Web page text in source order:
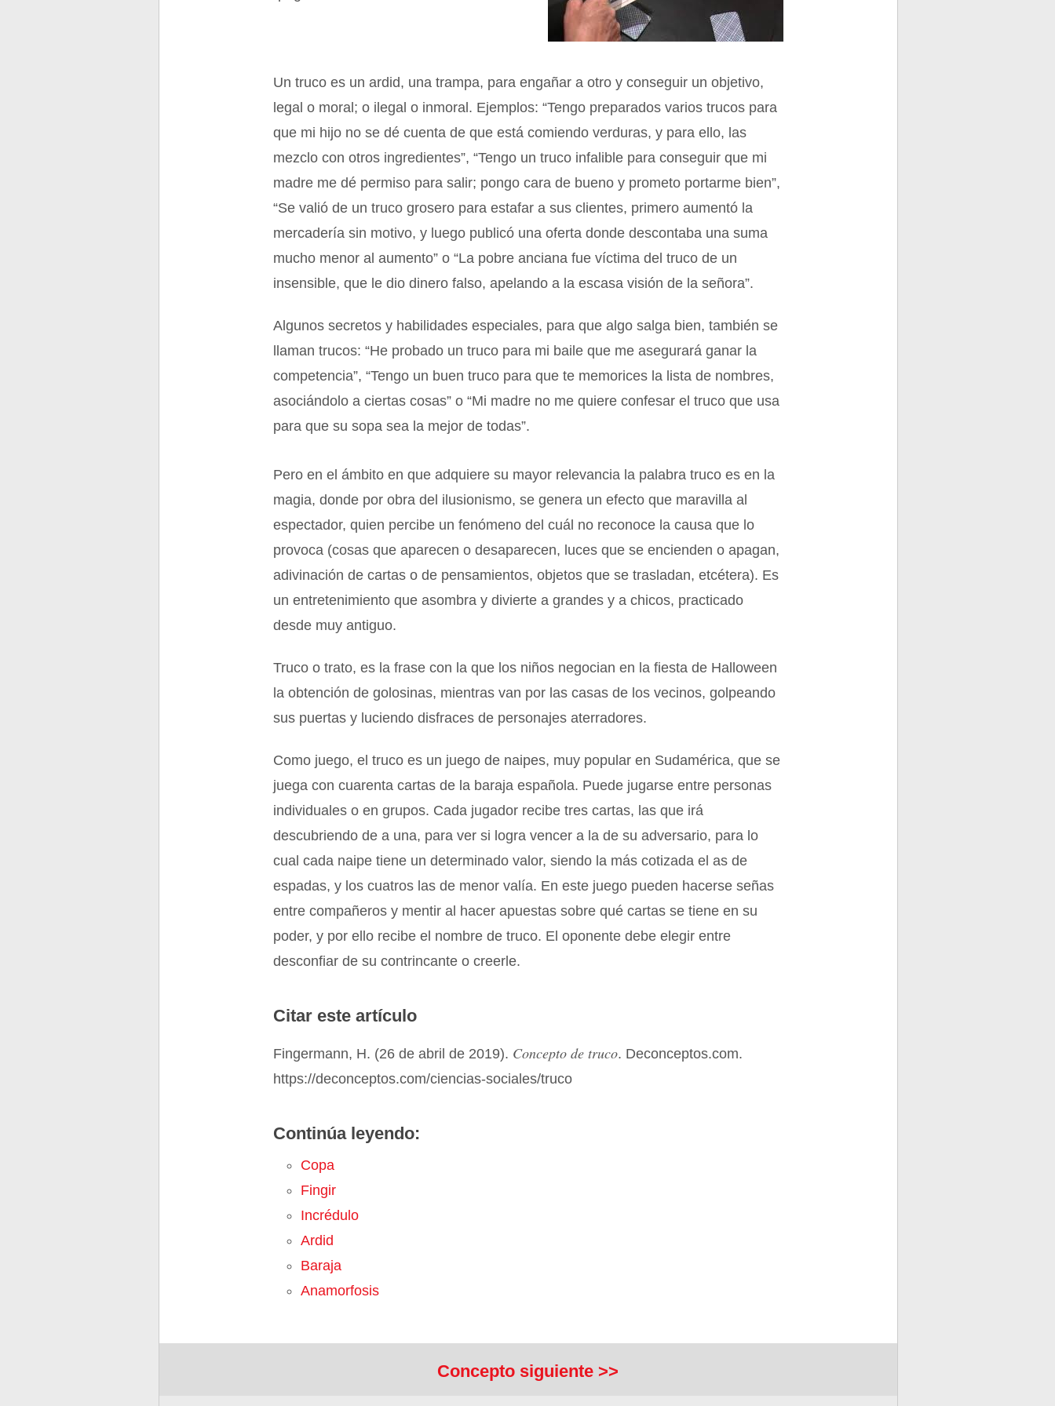
Un truco es un ardid, una trampa, para engañar a otro y conseguir un objetivo,
legal o moral; o ilegal o inmoral. Ejemplos: “Tengo preparados varios trucos para
que mi hijo no se dé cuenta de que está comiendo verduras, y para ello, las
mezclo con otros ingredientes”, “Tengo un truco infalible para conseguir que mi
madre me dé permiso para salir; pongo cara de bueno y prometo portarme bien”,
“Se valió de un truco grosero para estafar a sus clientes, primero aumentó la
mercadería sin motivo, y luego publicó una oferta donde descontaba una suma
mucho menor al aumento” o “La pobre anciana fue víctima del truco de un
insensible, que le dio dinero falso, apelando a la escasa visión de la señora”.
Algunos secretos y habilidades especiales, para que algo salga bien, también se
llaman trucos: “He probado un truco para mi baile que me asegurará ganar la
competencia”, “Tengo un buen truco para que te memorices la lista de nombres,
asociándolo a ciertas cosas” o “Mi madre no me quiere confesar el truco que usa
para que su sopa sea la mejor de todas”.
Pero en el ámbito en que adquiere su mayor relevancia la palabra truco es en la
magia, donde por obra del ilusionismo, se genera un efecto que maravilla al
espectador, quien percibe un fenómeno del cuál no reconoce la causa que lo
provoca (cosas que aparecen o desaparecen, luces que se encienden o apagan,
adivinación de cartas o de pensamientos, objetos que se trasladan, etcétera). Es
un entretenimiento que asombra y divierte a grandes y a chicos, practicado
desde muy antiguo.
Truco o trato, es la frase con la que los niños negocian en la fiesta de Halloween
la obtención de golosinas, mientras van por las casas de los vecinos, golpeando
sus puertas y luciendo disfraces de personajes aterradores.
Como juego, el truco es un juego de naipes, muy popular en Sudamérica, que se
juega con cuarenta cartas de la baraja española. Puede jugarse entre personas
individuales o en grupos. Cada jugador recibe tres cartas, las que irá
descubriendo de a una, para ver si logra vencer a la de su adversario, para lo
cual cada naipe tiene un determinado valor, siendo la más cotizada el as de
espadas, y los cuatros las de menor valía. En este juego pueden hacerse señas
entre compañeros y mentir al hacer apuestas sobre qué cartas se tiene en su
poder, y por ello recibe el nombre de truco. El oponente debe elegir entre
desconfiar de su contrincante o creerle.
Citar este artículo
Fingermann, H. (26 de abril de 2019). Concepto de truco. Deconceptos.com.
https://deconceptos.com/ciencias-sociales/truco
Continúa leyendo:
Copa
Fingir
Incrédulo
Ardid
Baraja
Anamorfosis
Concepto siguiente >>